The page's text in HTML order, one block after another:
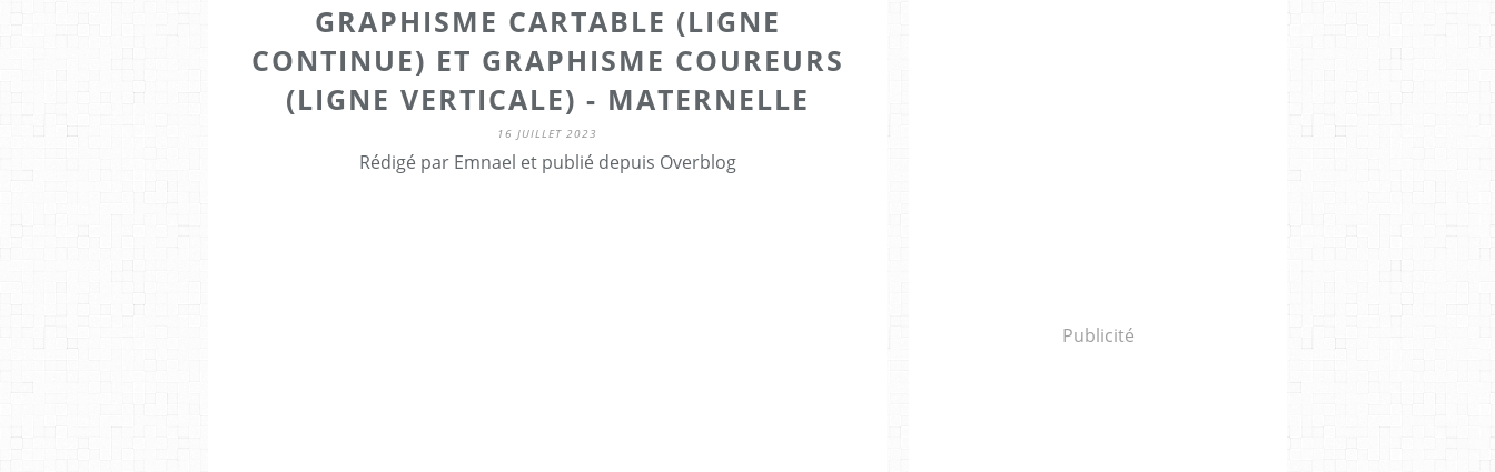
GRAPHISME CARTABLE (LIGNE
CONTINUE) ET GRAPHISME COUREURS
(LIGNE VERTICALE) - MATERNELLE
16 JUILLET 2023
Rédigé par Emnael et publié depuis Overblog
Publicité